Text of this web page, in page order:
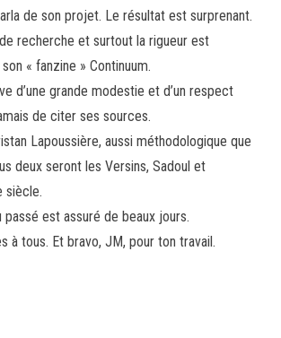
de son projet. Le résultat est surprenant.
recherche et surtout la rigueur est
« fanzine » Continuum.
d’une grande modestie et d’un respect
de citer ses sources.
Lapoussière, aussi méthodologique que
deux seront les Versins, Sadoul et
siècle.
passé est assuré de beaux jours.
à tous. Et bravo, JM, pour ton travail.